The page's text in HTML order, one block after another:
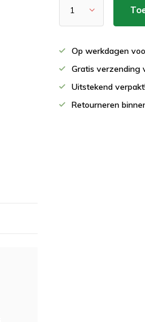
Op werkdagen
Gratis verzending
Uitstekend
Retourneren